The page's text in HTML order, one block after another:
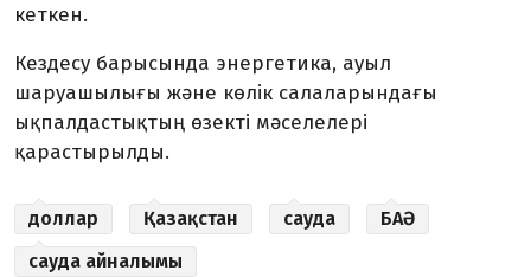
кеткен.
Кездесу барысында энергетика, ауыл
шаруашылығы және көлік салаларындағы
ықпалдастықтың өзекті мәселелері
қарастырылды.
доллар Қазақстан сауда
БАӘ
сауда айналымы